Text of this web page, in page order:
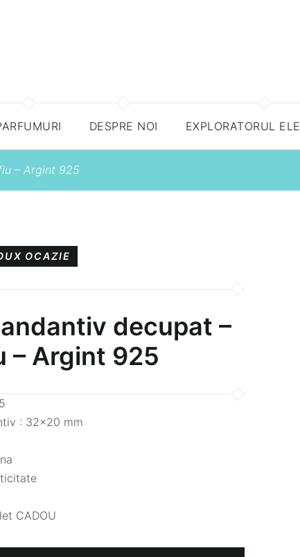
DESPRE NOI EXPLORATORUL
– Argint 925
OCAZIE
decupat –
– Argint 925
: 32×20 mm
CADOU